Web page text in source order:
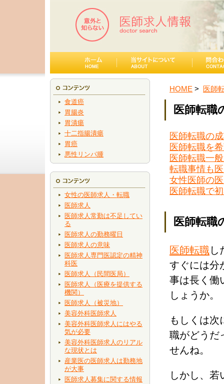
食道癌
胃腸炎
胃潰瘍
十二指腸潰瘍
胃癌
悪性リンパ腫
女性の医師求人・転職
医師求人
医師求人常勤は不足してい
る
医師求人の勤務曜日
医師求人の意味
医師求人専門医認定の精神
科医
医師求人（民間医局）
医師求人（医療を提供する
機関）
医師求人（被災地）
美容外科医師求人
美容外科医師求人にはやる
気が必要
美容外科医師求人のリアル
な現状とは
産業医の医師求人は勤務地
が大事
医師求人募集に関する情報
HOME 医師
医師転職
医師転職の
医師転職を
医師転職一
転職事情も
女性医師の
医師転職で
医師転職
医師転職 し
すぐには分
事は長く働
しょうか。
もしくは次
職がどうだ
せんね。
しかし、